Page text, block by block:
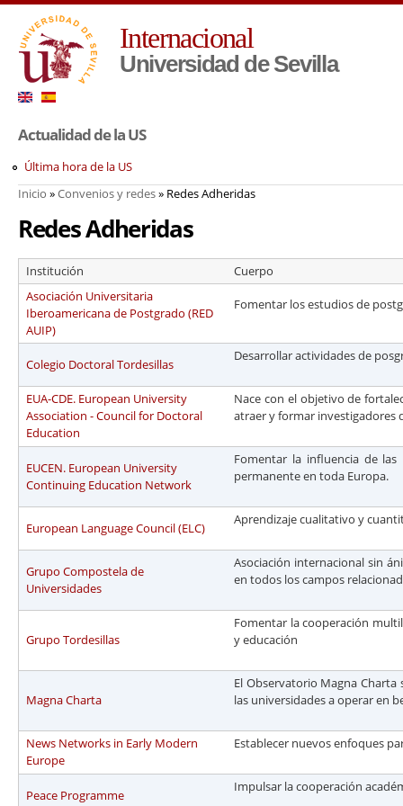
Internacional
Universidad de Sevilla
Actualidad de la US
Última hora de la US
Usted está aquí
Inicio »Convenios y redes» Redes Adheridas
Redes Adheridas
Institución
Cuerpo
Asociación Universitaria
Iberoamericana de Postgrado (RED
AUIP)
Fomentar los estudios de
Colegio Doctoral Tordesillas
Desarrollar actividades de
EUA-CDE. European University
Association - Council for Doctoral
Education
Nace con el objetivo de
atraer y formar investigadores
EUCEN. European University
Continuing Education Network
Fomentar la influencia de
permanente en toda Europa.
European Language Council (ELC)
Aprendizaje cualitativo y
Grupo Compostela de
Universidades
Asociación internacional sin
en todos los campos
Grupo Tordesillas
Fomentar la cooperación
y educación
Magna Charta
El Observatorio Magna
las universidades a operar en
News Networks in Early Modern
Europe
Establecer nuevos enfoques
Peace Programme
Impulsar la cooperación